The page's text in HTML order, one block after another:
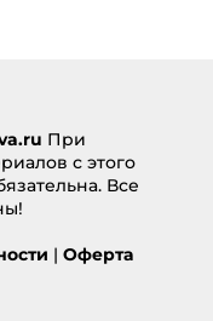
При
с этого
Все
| Оферта